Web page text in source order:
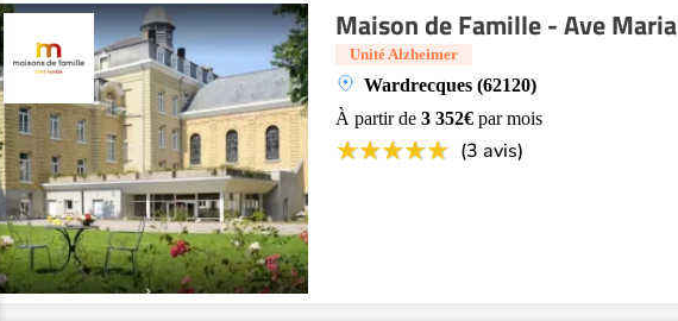
Maison de Famille - Ave Maria
Unité Alzheimer
Wardrecques (62120)
À partir de 3 352€par mois
(3 avis)